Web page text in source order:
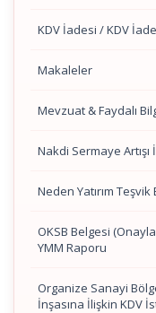
KDV İadesi / KDV
Makaleler
Mevzuat & Faydalı
Nakdi Sermaye Artışı
Neden Yatırım Teşvik
OKSB Belgesi
YMM Raporu
Organize Sanayi
İnşasına İlişkin KDV